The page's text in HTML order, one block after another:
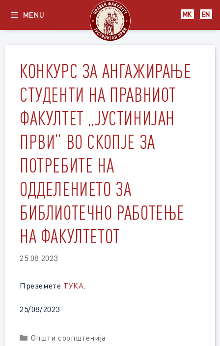
content
МК EN
MENU
КОНКУРС ЗА АНГАЖИРАЊЕ
СТУДЕНТИ НА ПРАВНИОТ
ФАКУЛТЕТ „ЈУСТИНИЈАН
ПРВИ“ ВО СКОПЈЕ ЗА
ПОТРЕБИТЕ НА
ОДДЕЛЕНИЕТО ЗА
БИБЛИОТЕЧНО РАБОТЕЊЕ
НА ФАКУЛТЕТОТ
25.08.2023
Преземете ТУКА.
25/08/2023
Categories
Општи соопштенија